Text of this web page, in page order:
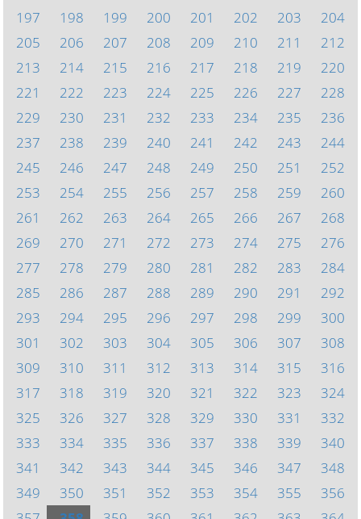
197
198 199 200 201 202 203
204
205
206 207 208 209 210 211
212
213
214 215 216 217 218 219
220
221
222 223 224 225 226 227
228
229
230 231 232 233 234 235
236
237
238 239 240 241 242 243
244
245
246 247 248 249 250 251
252
253
254 255 256 257 258 259
260
261
262 263 264 265 266 267
268
269
270 271 272 273 274 275
276
277
278 279 280 281 282 283
284
285
286 287 288 289 290 291
292
293
294 295 296 297 298 299
300
301
302 303 304 305 306 307
308
309
310 311 312 313 314 315
316
317
318 319 320 321 322 323
324
325
326 327 328 329 330 331
332
333
334 335 336 337 338 339
340
341
342 343 344 345 346 347
348
349
350 351 352 353 354 355
356